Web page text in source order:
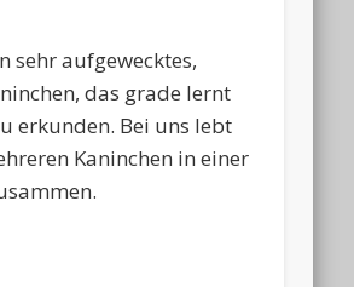
sehr aufgewecktes,
das grade lernt
erkunden. Bei uns lebt
Kaninchen in einer